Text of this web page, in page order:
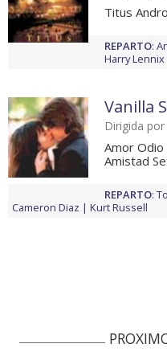
Titus
REPARTO:
Harry Lennix
Vanilla
Dirigida por
Amor Odio
Amistad
REPARTO:
Cameron Diaz
Kurt Russell